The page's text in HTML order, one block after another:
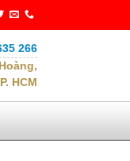
266
HCM